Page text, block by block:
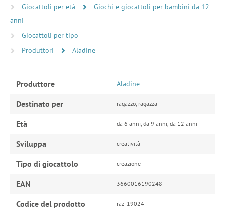
Giocattoli per età
Giochi e giocattoli per bambini da 12
anni
Giocattoli per tipo
Produttori
Aladine
Produttore Aladine
Destinato per ragazzo, ragazza
Età da 6 anni, da 9 anni, da 12 anni
Sviluppa creatività
Tipo di giocattolo creazione
EAN 3660016190248
Codice del prodotto raz_19024